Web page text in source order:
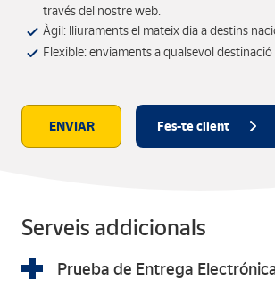
través del nostre web.
Àgil: lliuraments el mateix dia a destins
Flexible: enviaments a qualsevol
ENVIAR Fes-te client
Serveis addicionals
Prueba de Entrega